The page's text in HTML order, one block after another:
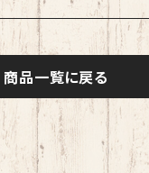
商品一覧に戻る